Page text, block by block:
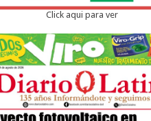
Click aqui para ver